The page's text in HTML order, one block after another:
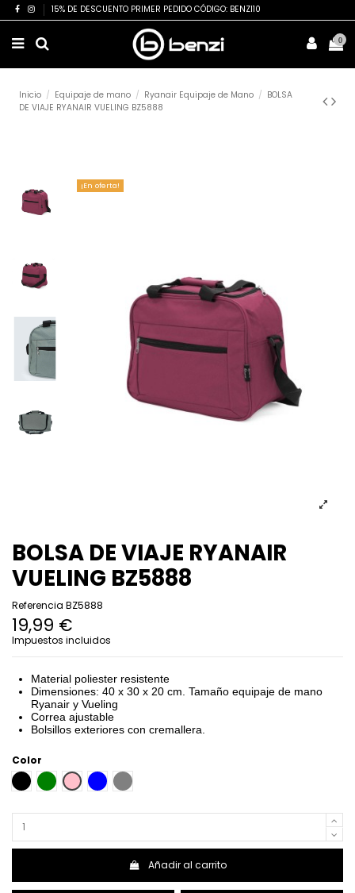
15% DE DESCUENTO PRIMER PEDIDO CÓDIGO: BENZI10
0
Inicio Equipaje de mano Ryanair Equipaje de Mano
BOLSA
DE VIAJE RYANAIR VUELING BZ5888
¡En oferta!
BOLSA DE VIAJE RYANAIR
VUELING BZ5888
Referencia BZ5888
19,99 €
Impuestos incluidos
Material poliester resistente
Dimensiones: 40 x 30 x 20 cm. Tamaño equipaje de mano
Ryanair y Vueling
Correa ajustable
Bolsillos exteriores con cremallera.
Color
NEGRO VERDE ROSA AZUL GRIS
Añadir al carrito